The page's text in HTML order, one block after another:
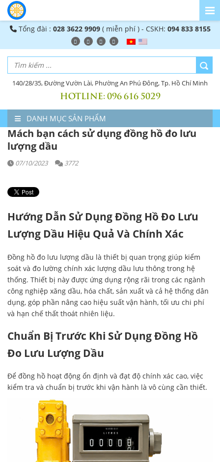
Tổng đài : 028 3622 9909( miễn phí ) - CSKH: 094 833 8155
140/28/35, Đường Vườn Lài, Phường An Phú Đông, Tp. Hồ Chí Minh
HOTLINE:096 616 5029
DANH MỤC SẢN PHẨM
Mách bạn cách sử dụng đồng hồ đo lưu
lượng dầu
07/10/2023 3772
Hướng Dẫn Sử Dụng Đồng Hồ Đo Lưu
Lượng Dầu Hiệu Quả Và Chính Xác
Đồng hồ đo lưu lượng dầu là thiết bị quan trọng giúp kiểm
soát và đo lường chính xác lượng dầu lưu thông trong hệ
thống. Thiết bị này được ứng dụng rộng rãi trong các ngành
công nghiệp xăng dầu, hóa chất, sản xuất và cả hệ thống dân
dụng, góp phần nâng cao hiệu suất vận hành, tối ưu chi phí
và hạn chế thất thoát nhiên liệu.
Chuẩn Bị Trước Khi Sử Dụng Đồng Hồ
Đo Lưu Lượng Dầu
Để đồng hồ hoạt động ổn định và đạt độ chính xác cao, việc
kiểm tra và chuẩn bị trước khi vận hành là vô cùng cần thiết.